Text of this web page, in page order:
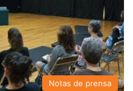
Notas de prensa